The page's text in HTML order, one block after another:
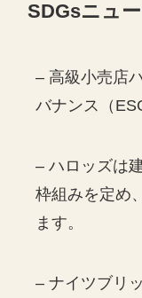
SDGsニュ
– 高級小売店
バナンス（
– ハロッズは
枠組みを定め
ます。
– ナイツブリ